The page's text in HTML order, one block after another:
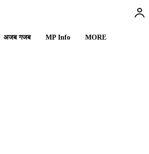
अजब गजब MP Info MORE